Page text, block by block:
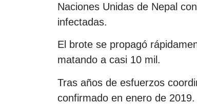
Naciones Unidas de Nepal
infectadas.
El brote se propagó
matando a casi 10 mil.
Tras años de esfuerzos
confirmado en enero de 2019.